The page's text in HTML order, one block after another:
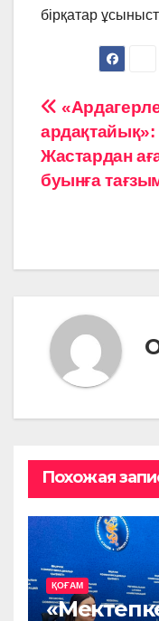
бірқатар
по
ардақтайық»:
Жастардан
буынға
Похожая
ҚОҒАМ